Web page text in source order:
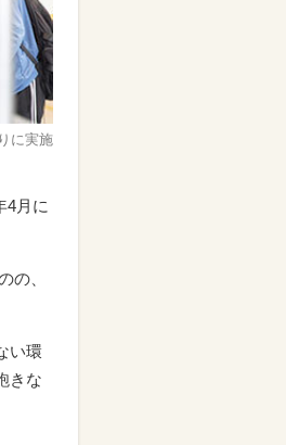
に実施
4月に
の、
い環
きな